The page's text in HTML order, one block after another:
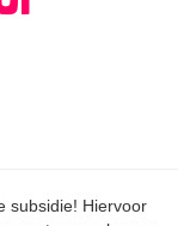
subsidie! Hiervoor